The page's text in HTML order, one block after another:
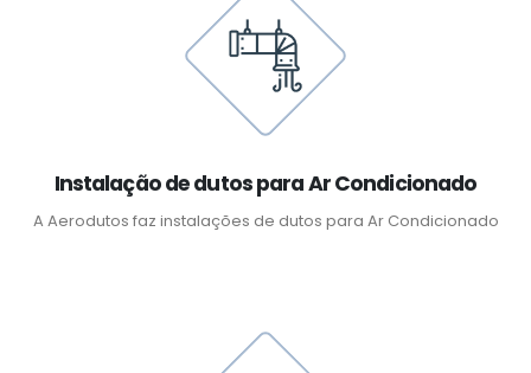
Instalação de dutos para Ar Condicionado
A Aerodutos faz instalações de dutos para Ar Condicionado